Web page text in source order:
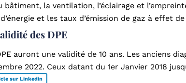
bâtiment, la ventilation, l’éclairage et
et les taux d’émission de gaz à effet
des DPE
auront une validité de 10 ans. Les anciens
2022. Ceux datant du 1er Janvier 2018
sur Linkedin